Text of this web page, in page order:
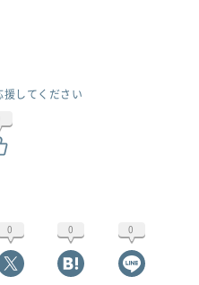
してください
0 0 0